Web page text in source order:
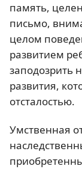
память,
письмо,
целом
развитием
заподозрить
развития,
отсталостью.
Умственная